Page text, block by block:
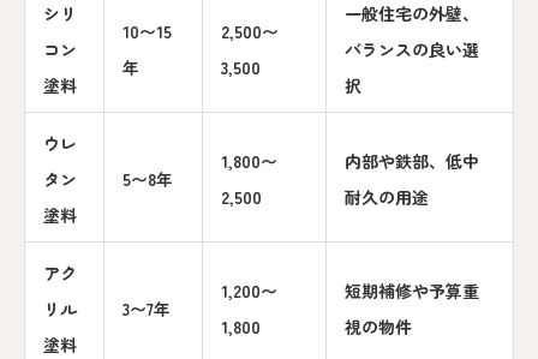
シリ
コン
塗料
10〜15
年
2,500〜
3,500
一般住宅の外壁、
バランスの良い選
択
ウレ
タン
塗料
5〜8年
1,800〜
2,500
内部や鉄部、低中
耐久の用途
アク
リル
塗料
3〜7年
1,200〜
1,800
短期補修や予算重
視の物件